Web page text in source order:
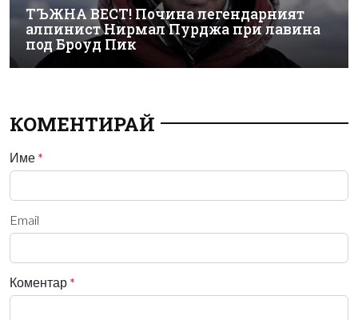
ТЪЖНА ВЕСТ! Почина легендарният
алпинист Нирмал Пурджа при лавина
под Броуд Пик
КОМЕНТИРАЙ
Име *
Email
Коментар *